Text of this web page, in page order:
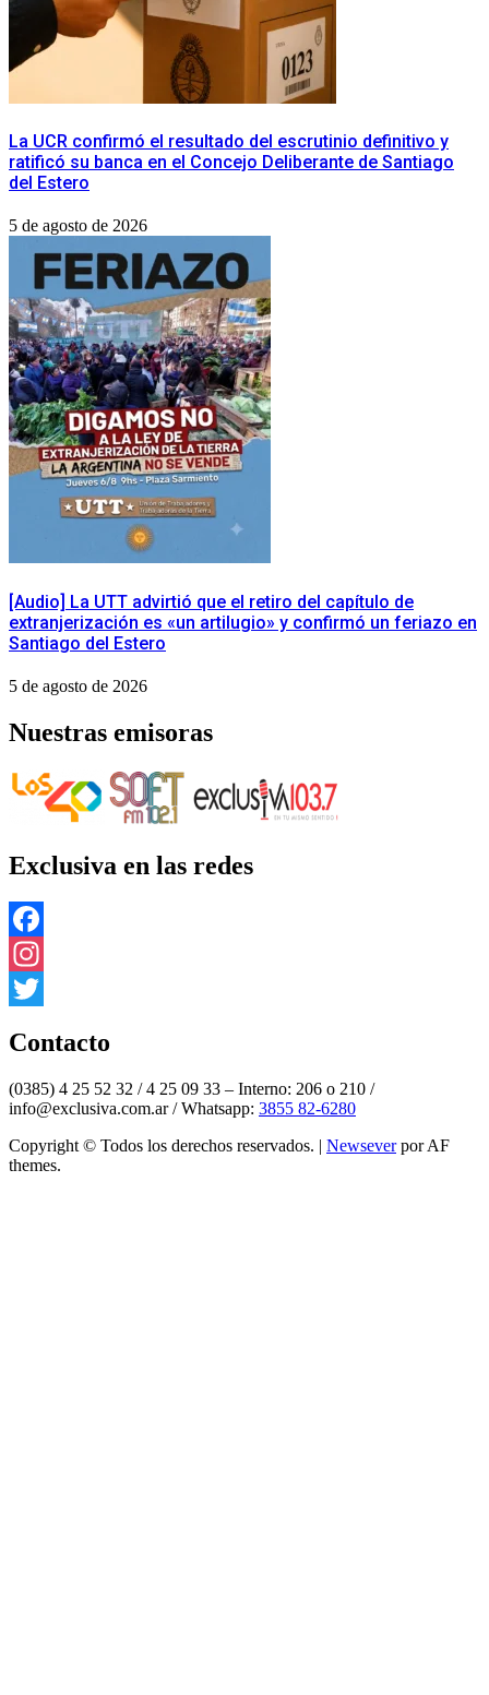
La UCR confirmó el resultado del escrutinio definitivo y
ratificó su banca en el Concejo Deliberante de Santiago
del Estero
5 de agosto de 2026
[Audio] La UTT advirtió que el retiro del capítulo de
extranjerización es «un artilugio» y confirmó un feriazo en
Santiago del Estero
5 de agosto de 2026
Nuestras emisoras
Exclusiva en las redes
Facebook
Instagram
Contacto
(0385) 4 25 52 32 / 4 25 09 33 – Interno: 206 o 210 /
info@exclusiva.com.ar / Whatsapp: 3855 82-6280
Copyright © Todos los derechos reservados. | Newseverpor AF
themes.